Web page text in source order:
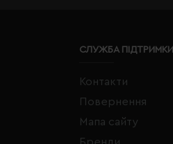
СЛУЖБА ПІДТРИМКИ
Контакти
Повернення
Мапа сайту